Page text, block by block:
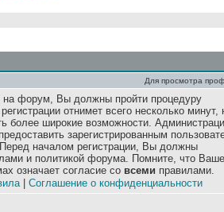
Для просмотра
на форум, Вы должны пройти процедуру
отнимет всего несколько минут,
более широкие возможности.
зарегистрированным
началом регистрации, Вы должны
и политикой форума. Помните, что Ваше
означает согласие со всеми правилами.
| Соглашение о конфиденциальности